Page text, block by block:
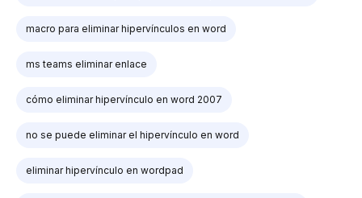
macro para eliminar hipervínculos en word
ms teams eliminar enlace
cómo eliminar hipervínculo en word 2007
no se puede eliminar el hipervínculo en word
eliminar hipervínculo en wordpad